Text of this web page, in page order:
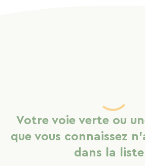
Votre voie verte ou
que vous connaissez
dans la liste